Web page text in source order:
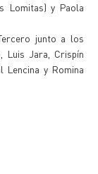
Lomitas) y Paola
junto a los
Luis Jara, Crispín
Lencina y Romina